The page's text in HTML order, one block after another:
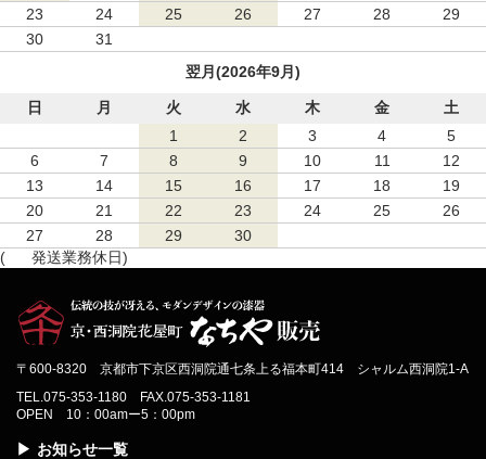
23
24 25 26 27 28
29
30
31
翌月(2026年9月)
日 月 火 水 木 金
土
1
2 3 4
5
6
7 8 9 10 11
12
13
14 15 16 17 18
19
20
21 22 23 24 25
26
27
28 29
30
(
発送業務休日)
〒600-8320 京都市下京区西洞院通七条上る福本町414 シャルム西洞院1-A
TEL.075-353-1180 FAX.075-353-1181
OPEN 10：00amー5：00pm
お知らせ一覧